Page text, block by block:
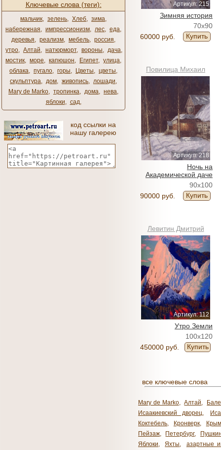
Ключевые слова (теги):
мальчик, зелень, Хлеб, зима,
набережная, импрессионизм, лес, еда,
деревья, реализм, мебель, россия,
утро, Алтай, натюрморт, вороны, дача,
мостик, море, капюшон, Египет, улица,
облака, пугало, горы, Цветы, цветы,
скульптура, дом, живопись, лошади,
Mary de Marko, тропинка, дома, нева,
яблоки, сад,
код ссылки на
нашу галерею
Артикул: 215
Зимняя история
70x90
60000 руб.
Купить
Повилица Михаил
Артикул: 218
Ночь на
Академической даче
90x100
90000 руб.
Купить
Левитин Дмитрий
Артикул: 112
Утро Земли
100x120
450000 руб.
Купить
все ключевые слова
Mary de Marko, Алтай,
Исаакиевский дворец,
Коктебель, Кронверк,
Крым
Пейзаж, Петербург,
Яблоки, Яхты,
азартные